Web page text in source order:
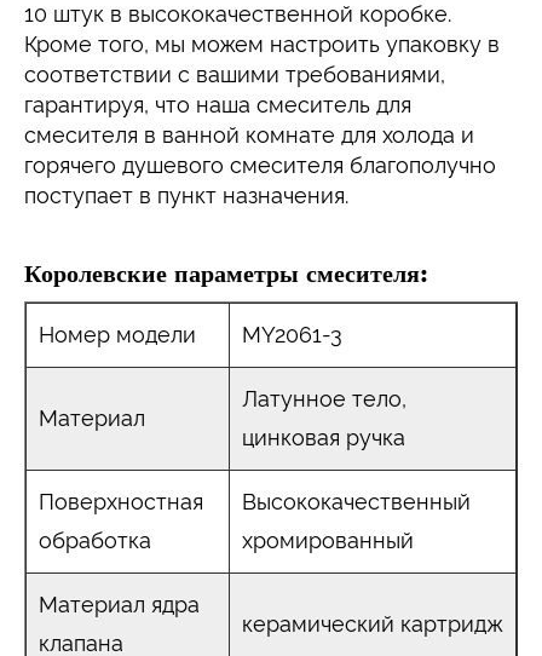
10 штук в высококачественной коробке.
Кроме того, мы можем настроить упаковку в
соответствии с вашими требованиями,
гарантируя, что наша смеситель для
смесителя в ванной комнате для холода и
горячего душевого смесителя благополучно
поступает в пункт назначения.
Королевские параметры смесителя:
Номер модели MY2061-3
Материал
Латунное тело,
цинковая ручка
Поверхностная
обработка
Высококачественный
хромированный
Материал ядра
клапана
керамический картридж